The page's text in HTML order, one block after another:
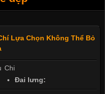
Lựa Chọn Không Thể Bỏ
Đai lưng: